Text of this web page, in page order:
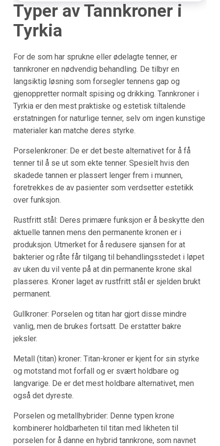
Typer av Tannkroner i
Tyrkia
For de som har sprukne eller ødelagte tenner, er
tannkroner en nødvendig behandling. De tilbyr en
langsiktig løsning som forsegler tennens gap og
gjenoppretter normalt spising og drikking. Tannkroner i
Tyrkia er den mest praktiske og estetisk tiltalende
erstatningen for naturlige tenner, selv om ingen kunstige
materialer kan matche deres styrke.
Porselenkroner: De er det beste alternativet for å få
tenner til å se ut som ekte tenner. Spesielt hvis den
skadede tannen er plassert lenger frem i munnen,
foretrekkes de av pasienter som verdsetter estetikk
over funksjon.
Rustfritt stål: Deres primære funksjon er å beskytte den
aktuelle tannen mens den permanente kronen er i
produksjon. Utmerket for å redusere sjansen for at
bakterier og råte får tilgang til behandlingsstedet i løpet
av uken du vil vente på at din permanente krone skal
plasseres. Kroner laget av rustfritt stål er sjelden brukt
permanent.
Gullkroner: Porselen og titan har gjort disse mindre
vanlig, men de brukes fortsatt. De erstatter bakre
jeksler.
Metall (titan) kroner: Titan-kroner er kjent for sin styrke
og motstand mot forfall og er svært holdbare og
langvarige. De er det mest holdbare alternativet, men
også det dyreste.
Porselen og metallhybrider: Denne typen krone
kombinerer holdbarheten til titan med likheten til
porselen for å danne en hybrid tannkrone, som navnet